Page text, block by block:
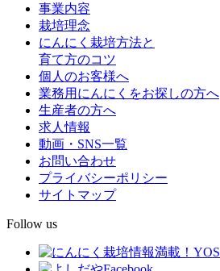
事業内容
栽培理念
にんにく栽培方法と
育て方のコツ
個人のお客様へ
業務用にんにくをお探しの方へ
生産者の方へ
求人情報
動画・SNS一覧
お問い合わせ
プライバシーポリシー
サイトマップ
Follow us